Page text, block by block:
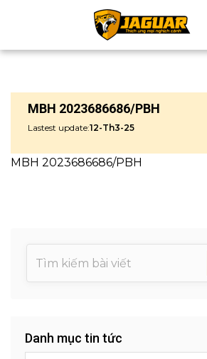
MBH 2023686686/PBH
Lastest update:12-Th3-25
MBH 2023686686/PBH
Danh mục tin tức